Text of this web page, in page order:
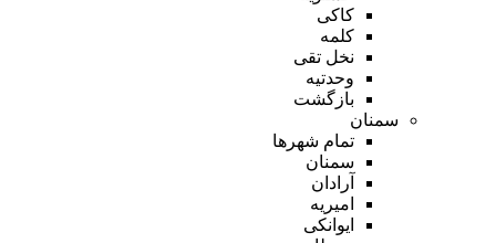
کاکی
کلمه
نخل تقی
وحدتیه
بازگشت
سمنان
تمام شهر‌ها
سمنان
آرادان
امیریه
ایوانکی